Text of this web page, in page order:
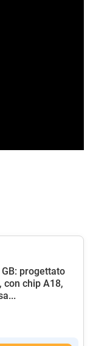
progettato
con chip A18,